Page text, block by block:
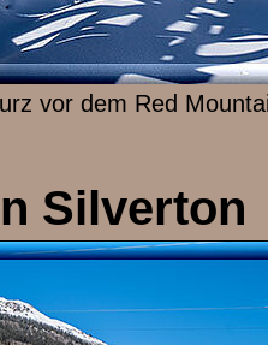
vor dem Red
Silverton